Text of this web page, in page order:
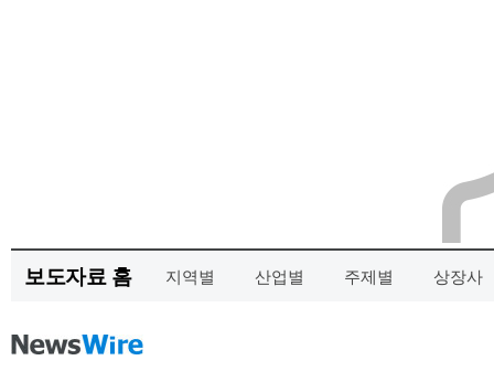
보도자료 홈 지역별 산업별 주제별 상장사